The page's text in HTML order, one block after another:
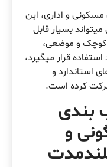
و اداری، این
بسیار قابل
کوچک و موضعی،
قرار میگیرد،
استاندارد و
کرده است.
بندی
و